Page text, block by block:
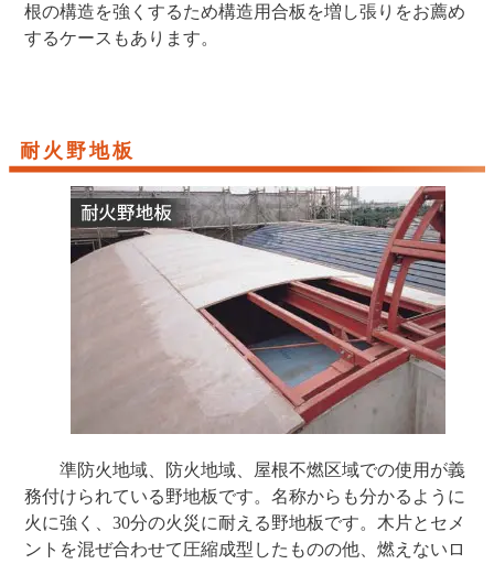
根の構造を強くするため構造用合板を増し張りをお薦め
するケースもあります。
耐火野地板
準防火地域、防火地域、屋根不燃区域での使用が義
務付けられている野地板です。名称からも分かるように
火に強く、30分の火災に耐える野地板です。木片とセメ
ントを混ぜ合わせて圧縮成型したものの他、燃えないロ